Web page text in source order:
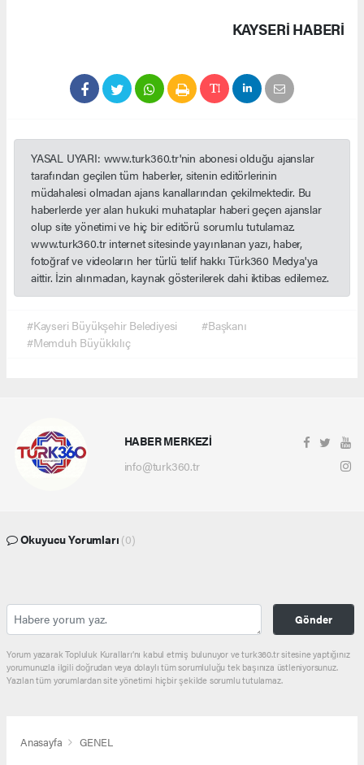
KAYSERI HABERİ
YASAL UYARI: www.turk360.tr'nin abonesi olduğu ajanslar
tarafından geçilen tüm haberler, sitenin editörlerinin
müdahalesi olmadan ajans kanallarından çekilmektedir. Bu
haberlerde yer alan hukuki muhataplar haberi geçen ajanslar
olup site yönetimi ve hiç bir editörü sorumlu tutulamaz.
www.turk360.tr internet sitesinde yayınlanan yazı, haber,
fotoğraf ve videoların her türlü telif hakkı Türk360 Medya'ya
aittir. İzin alınmadan, kaynak gösterilerek dahi iktibas edilemez.
#Kayseri Büyükşehir Belediyesi
#Başkanı
#Memduh Büyükkılıç
HABER MERKEZİ
info@turk360.tr
Okuyucu Yorumları (0)
Gönder
Yorum yazarak Topluluk Kuralları’nı kabul etmiş bulunuyor ve turk360.tr sitesine yaptığınız
yorumunuzla ilgili doğrudan veya dolaylı tüm sorumluluğu tek başınıza üstleniyorsunuz.
Yazılan tüm yorumlardan site yönetimi hiçbir şekilde sorumlu tutulamaz.
Anasayfa GENEL